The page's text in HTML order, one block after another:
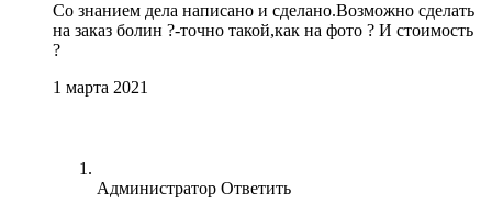
Со знанием дела написано и сделано.Возможно сделать
на заказ болин ?-точно такой,как на фото ? И стоимость
?
1 марта 2021
Администратор Ответить